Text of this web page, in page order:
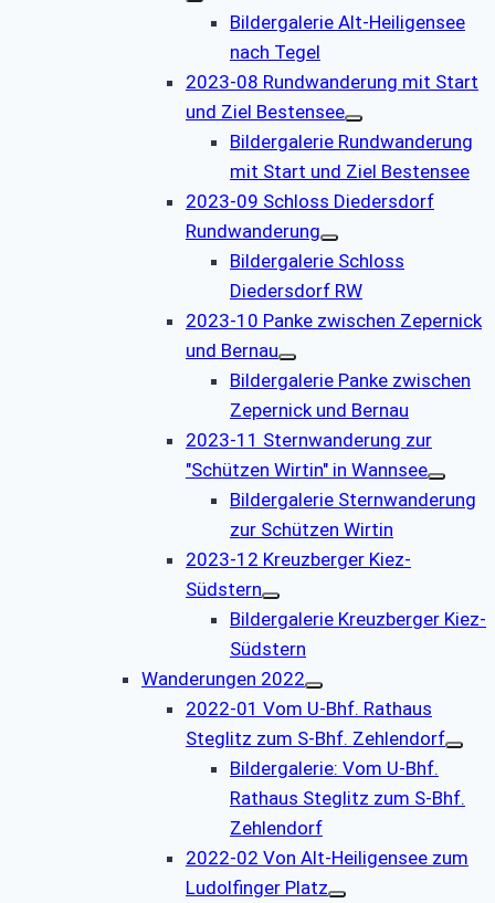
Bildergalerie Alt-Heiligensee
nach Tegel
2023-08 Rundwanderung mit Start
und Ziel Bestensee
Bildergalerie Rundwanderung
mit Start und Ziel Bestensee
2023-09 Schloss Diedersdorf
Rundwanderung
Bildergalerie Schloss
Diedersdorf RW
2023-10 Panke zwischen Zepernick
und Bernau
Bildergalerie Panke zwischen
Zepernick und Bernau
2023-11 Sternwanderung zur
"Schützen Wirtin" in Wannsee
Bildergalerie Sternwanderung
zur Schützen Wirtin
2023-12 Kreuzberger Kiez-
Südstern
Bildergalerie Kreuzberger Kiez-
Südstern
Wanderungen 2022
2022-01 Vom U-Bhf. Rathaus
Steglitz zum S-Bhf. Zehlendorf
Bildergalerie: Vom U-Bhf.
Rathaus Steglitz zum S-Bhf.
Zehlendorf
2022-02 Von Alt-Heiligensee zum
Ludolfinger Platz